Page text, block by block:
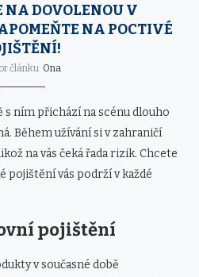
NA DOVOLENOU V
NA POCTIVÉ
článku: Ona
s ním přichází na scénu dlouho
Během užívání si v zahraničí
na vás čeká řada rizik. Chcete
pojištění vás podrží v každé
pojištění
v současné době